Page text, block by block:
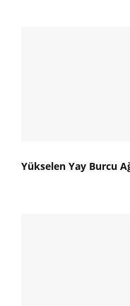
Yükselen Yay Burcu